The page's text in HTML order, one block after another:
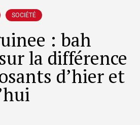
SOCIÉTÉ
: bah
la différence
d’hier et